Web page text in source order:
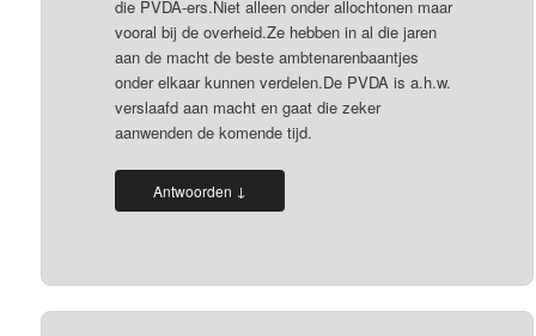
die PVDA-ers.Niet alleen onder allochtonen maar
vooral bij de overheid.Ze hebben in al die jaren
aan de macht de beste ambtenarenbaantjes
onder elkaar kunnen verdelen.De PVDA is a.h.w.
verslaafd aan macht en gaat die zeker
aanwenden de komende tijd.
Antwoorden ↓